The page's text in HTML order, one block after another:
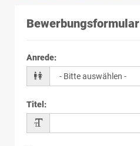
Bewerbungsformular
Anrede:
Titel :